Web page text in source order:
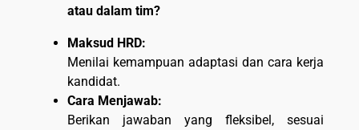
atau dalam tim?
Maksud HRD:
Menilai kemampuan adaptasi dan cara kerja
kandidat.
Cara Menjawab:
Berikan jawaban yang fleksibel, sesuai